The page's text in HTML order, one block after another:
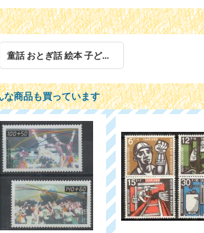
童話 おとぎ話 絵本 子ども 児童
な商品も買っています